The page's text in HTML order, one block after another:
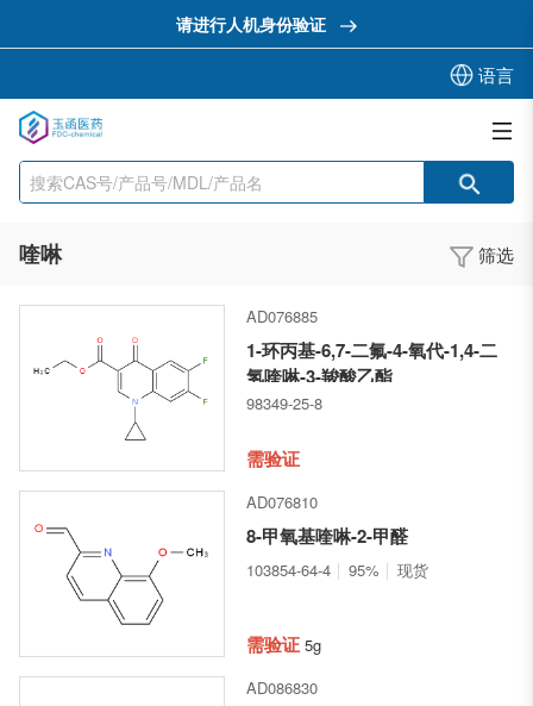
请进行人机身份验证
语言
喹啉 筛选
AD076885
1-环丙基-6,7-二氟-4-氧代-1,4-二
氢喹啉-3-羧酸乙酯
98349-25-8
需验证
AD076810
8-甲氧基喹啉-2-甲醛
103854-64-4 95% 现货
需验证 5g
AD086830